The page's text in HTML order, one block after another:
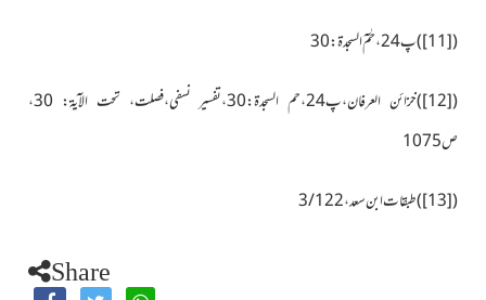
(
[11])پ24،حٰمٓ السجدۃ:30
(
[12]
)خزائن العرفان،پ24،حم السجدۃ:30،تفسیر نسفی،فصلت، تحت الآیۃ: 30،
ص1075
(
[13])طبقات ابن سعد،3/122
Share